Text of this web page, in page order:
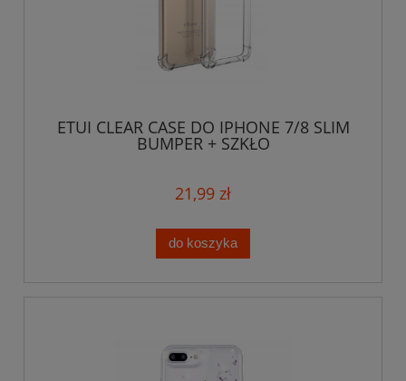
ETUI CLEAR CASE DO IPHONE 7/8 SLIM
BUMPER + SZKŁO
21,99 zł
do koszyka